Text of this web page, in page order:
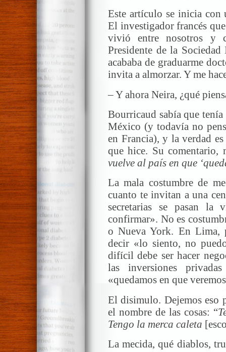
Este artículo se inicia con
El investigador francés
vivió entre nosotros y
Presidente de la
acababa de graduarme
invita a almorzar. Y me
– Y ahora Neira, ¿qué
Bourricaud sabía que tenía
México (y todavía no
en Francia), y la verdad
que hice. Su comentario,
vuelve al país en que
La mala costumbre de
cuanto te invitan a una
secretarias se pasan la
confirmar». No es
o Nueva York. En Lima,
decir «lo siento, no
difícil debe ser hacer
las inversiones
«quedamos en que
El disimulo. Dejemos eso
el nombre de las cosas: “
Tengo la merca caleta
La mecida, qué diablos,